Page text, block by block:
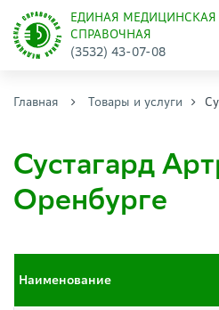
ЕДИНАЯ МЕДИЦИНСКАЯ
СПРАВОЧНАЯ
(3532) 43-07-08
Главная Товары и услуги
Сустагард
Оренбурге
Наименование